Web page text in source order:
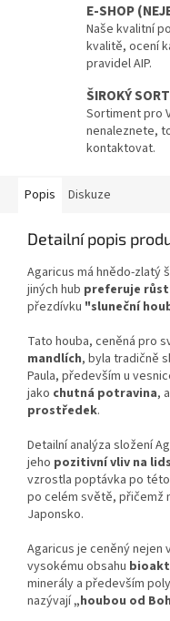
E-SHOP
Naše kvalitní
kvalitě, ocení
pravidel AIP.
ŠIROKÝ
Sortiment pro
nenaleznete,
kontaktovat.
Popis Diskuze
Detailní popis
Agaricus má hnědo-zlatý
jiných hub preferuje růst
přezdívku "sluneční
Tato houba, ceněná pro
mandlích, byla tradičně
Paula, především u
jako chutná potravina,
prostředek.
Detailní analýza složení
jeho pozitivní vliv na
vzrostla poptávka po
po celém světě, přičemž
Japonsko.
Agaricus je ceněný nejen
vysokému obsahu
minerály a především
nazývají„houbou od